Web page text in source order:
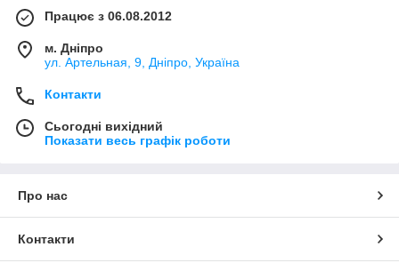
Працює з 06.08.2012
м. Дніпро
ул. Артельная, 9, Дніпро, Україна
Контакти
Сьогодні вихідний
Показати весь графік роботи
Про нас
Контакти